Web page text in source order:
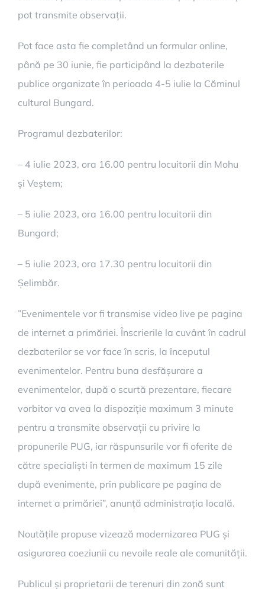
pot transmite observații.
Pot face asta fie completând un formular online,
până pe 30 iunie, fie participând la dezbaterile
publice organizate în perioada 4-5 iulie la Căminul
cultural Bungard.
Programul dezbaterilor:
– 4 iulie 2023, ora 16.00 pentru locuitorii din Mohu
și Veștem;
– 5 iulie 2023, ora 16.00 pentru locuitorii din
Bungard;
– 5 iulie 2023, ora 17.30 pentru locuitorii din
Șelimbăr.
”Evenimentele vor fi transmise video live pe pagina
de internet a primăriei. Înscrierile la cuvânt în cadrul
dezbaterilor se vor face în scris, la începutul
evenimentelor. Pentru buna desfășurare a
evenimentelor, după o scurtă prezentare, fiecare
vorbitor va avea la dispoziție maximum 3 minute
pentru a transmite observații cu privire la
propunerile PUG, iar răspunsurile vor fi oferite de
către specialiști în termen de maximum 15 zile
după evenimente, prin publicare pe pagina de
internet a primăriei”, anunță administrația locală.
Noutățile propuse vizează modernizarea PUG și
asigurarea coeziunii cu nevoile reale ale comunității.
Publicul și proprietarii de terenuri din zonă sunt